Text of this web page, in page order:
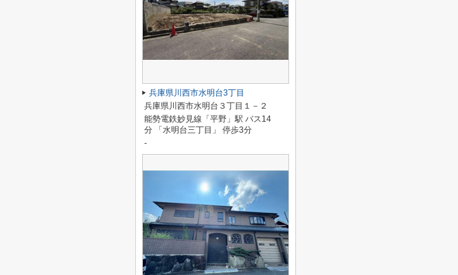
兵庫県川西市水明台3丁目
兵庫県川西市水明台３丁目１－２
能勢電鉄妙見線「平野」駅 バス14
分 「水明台三丁目」 停歩3分
-